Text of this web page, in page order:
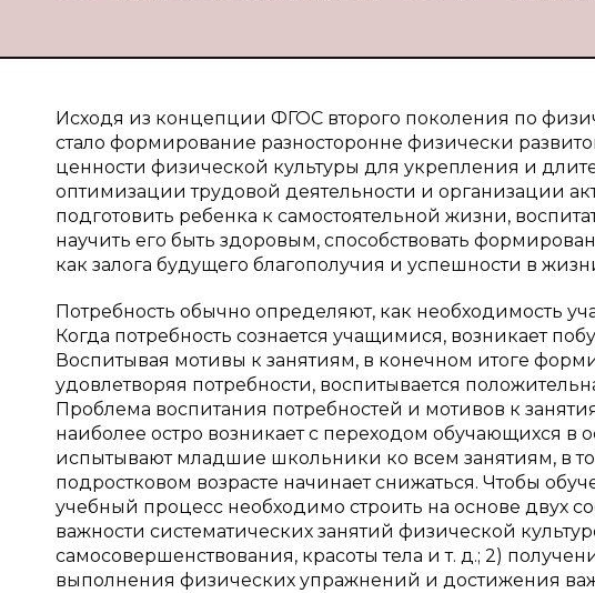
Исходя из концепции ФГОС второго поколения по
стало формирование разносторонне физически
ценности физической культуры для укрепления и
оптимизации трудовой деятельности и организации
подготовить ребенка к самостоятельной жизни,
научить его быть здоровым, способствовать
как залога будущего благополучия и успешности в
Потребность обычно определяют, как необходимость
Когда потребность сознается учащимися, возникает
Воспитывая мотивы к занятиям, в конечном итоге
удовлетворяя потребности, воспитывается
Проблема воспитания потребностей и мотивов к
наиболее остро возникает с переходом обучающихся
испытывают младшие школьники ко всем занятиям, в
подростковом возрасте начинает снижаться. Чтобы
учебный процесс необходимо строить на основе двух
важности систематических занятий физической
самосовершенствования, красоты тела и т. д.; 2)
выполнения физических упражнений и достижения